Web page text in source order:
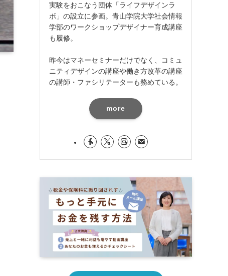
実験をおこなう団体「ライフデザインラ
ボ」の設立に参画。青山学院大学社会情報
学部のワークショップデザイナー育成講座
も履修。
昨今はマネーセミナーだけでなく、コミュ
ニティデザインの講座や働き方改革の講座
の講師・ファシリテーターも務めている。
more